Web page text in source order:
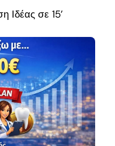
Ιδέας σε 15’